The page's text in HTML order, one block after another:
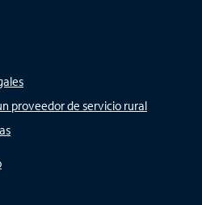
proveedor de servicio rural